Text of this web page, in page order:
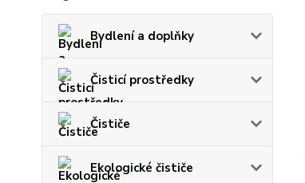
Bydlení a doplňky
Čisticí prostředky
Čističe
Ekologické čističe